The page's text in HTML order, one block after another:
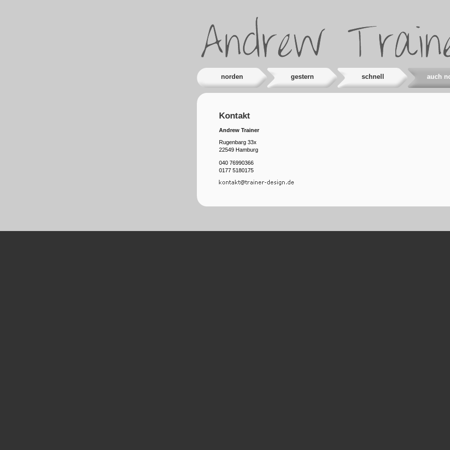
Andrew Trainer
norden gestern schnell auch
Kontakt
Andrew Trainer
Rugenbarg 33x
22549 Hamburg
040 76990366
0177 5180175